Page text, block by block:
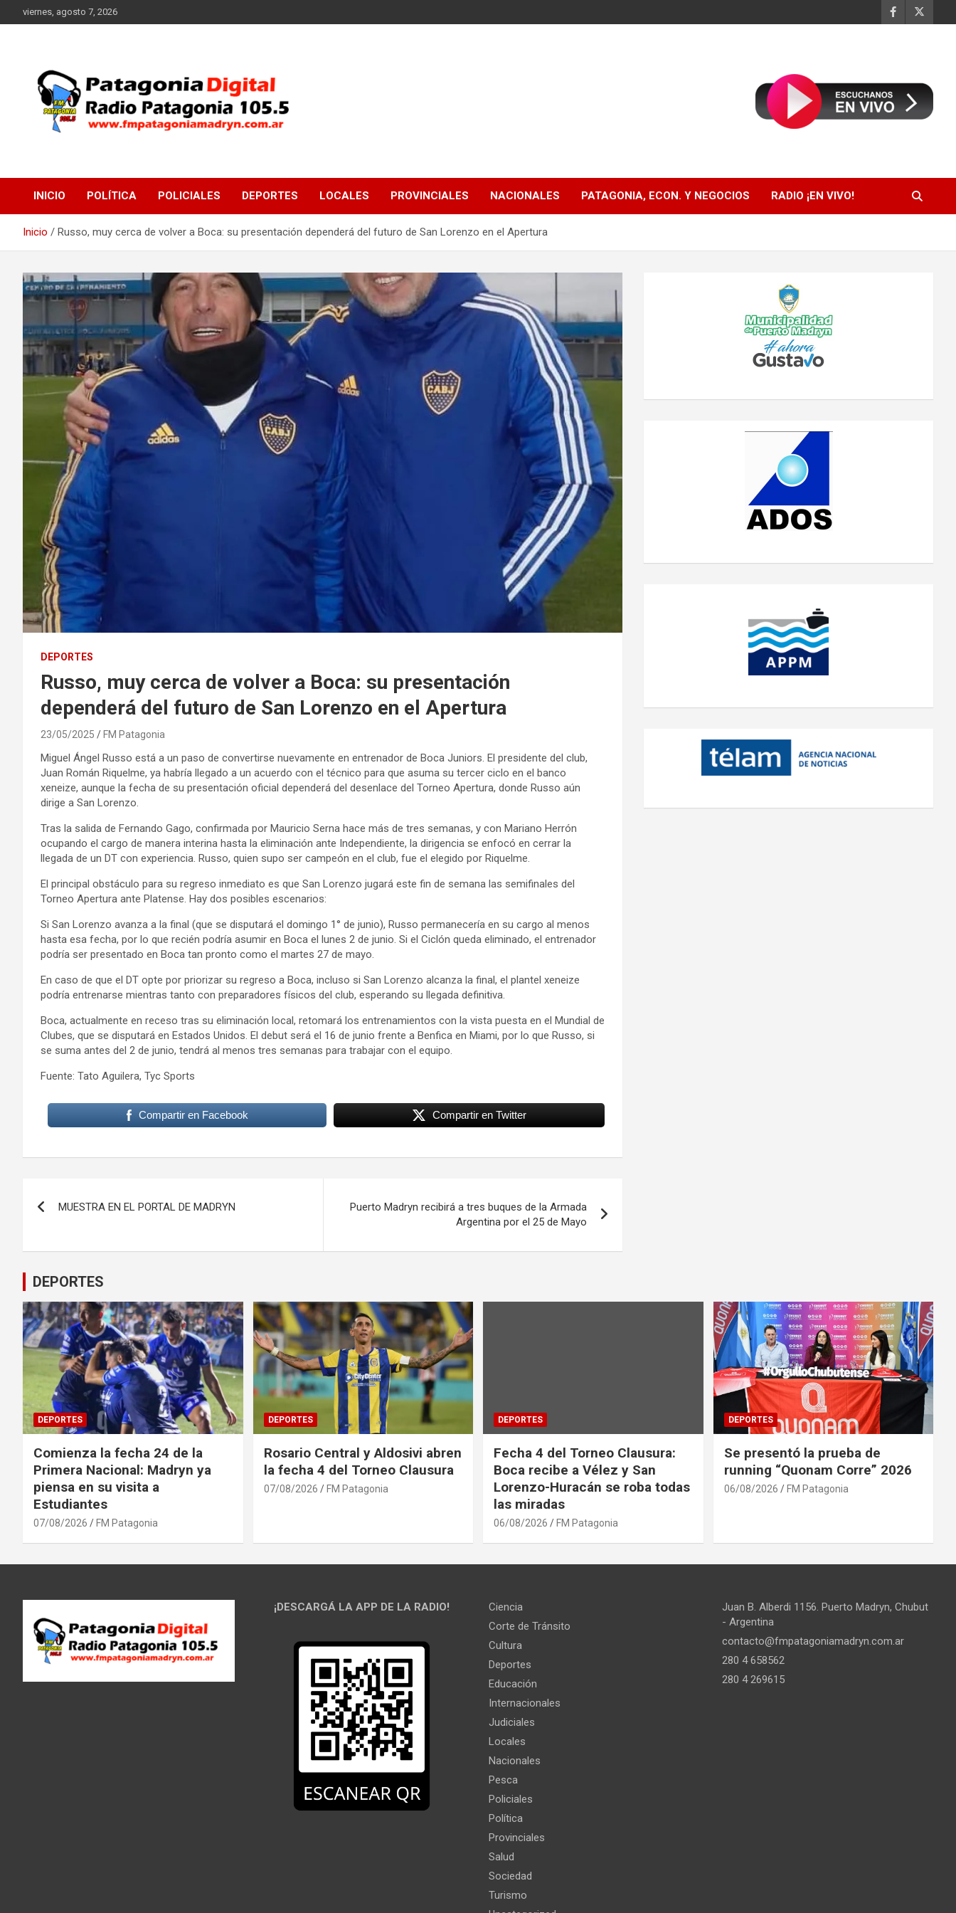
al
viernes, agosto 7, 2026
FM Patagonia Madryn
INICIO POLÍTICA POLICIALES DEPORTES LOCALES PROVINCIALES NACIONALES PATAGONIA, ECON. Y NEGOCIOS RADIO ¡EN VIVO!
Inicio Russo, muy cerca de volver a Boca: su presentación dependerá del futuro de San Lorenzo en el Apertura
DEPORTES
Russo, muy cerca de volver a Boca: su presentación
dependerá del futuro de San Lorenzo en el Apertura
23/05/2025 FM Patagonia
Miguel Ángel Russo está a un paso de convertirse nuevamente en entrenador de Boca Juniors. El presidente del club,
Juan Román Riquelme, ya habría llegado a un acuerdo con el técnico para que asuma su tercer ciclo en el banco
xeneize, aunque la fecha de su presentación oficial dependerá del desenlace del Torneo Apertura, donde Russo aún
dirige a San Lorenzo.
Tras la salida de Fernando Gago, confirmada por Mauricio Serna hace más de tres semanas, y con Mariano Herrón
ocupando el cargo de manera interina hasta la eliminación ante Independiente, la dirigencia se enfocó en cerrar la
llegada de un DT con experiencia. Russo, quien supo ser campeón en el club, fue el elegido por Riquelme.
El principal obstáculo para su regreso inmediato es que San Lorenzo jugará este fin de semana las semifinales del
Torneo Apertura ante Platense. Hay dos posibles escenarios:
Si San Lorenzo avanza a la final (que se disputará el domingo 1° de junio), Russo permanecería en su cargo al menos
hasta esa fecha, por lo que recién podría asumir en Boca el lunes 2 de junio. Si el Ciclón queda eliminado, el entrenador
podría ser presentado en Boca tan pronto como el martes 27 de mayo.
En caso de que el DT opte por priorizar su regreso a Boca, incluso si San Lorenzo alcanza la final, el plantel xeneize
podría entrenarse mientras tanto con preparadores físicos del club, esperando su llegada definitiva.
Boca, actualmente en receso tras su eliminación local, retomará los entrenamientos con la vista puesta en el Mundial de
Clubes, que se disputará en Estados Unidos. El debut será el 16 de junio frente a Benfica en Miami, por lo que Russo, si
se suma antes del 2 de junio, tendrá al menos tres semanas para trabajar con el equipo.
Fuente: Tato Aguilera, Tyc Sports
Compartir en Facebook Compartir en Twitter
entradas
MUESTRA EN EL PORTAL DE MADRYN
Puerto Madryn recibirá a tres buques de la Armada
Argentina por el 25 de Mayo
DEPORTES
DEPORTES
Comienza la fecha 24 de la
Primera Nacional: Madryn ya
piensa en su visita a
Estudiantes
07/08/2026 FM Patagonia
DEPORTES
Rosario Central y Aldosivi abren
la fecha 4 del Torneo Clausura
07/08/2026 FM Patagonia
DEPORTES
Fecha 4 del Torneo Clausura:
Boca recibe a Vélez y San
Lorenzo-Huracán se roba todas
las miradas
06/08/2026 FM Patagonia
DEPORTES
Se presentó la prueba de
running “Quonam Corre” 2026
06/08/2026 FM Patagonia
¡DESCARGÁ LA APP DE LA RADIO!
Ciencia
Corte de Tránsito
Cultura
Deportes
Educación
Internacionales
Judiciales
Locales
Nacionales
Pesca
Policiales
Política
Provinciales
Salud
Sociedad
Turismo
Juan B. Alberdi 1156. Puerto Madryn, Chubut
- Argentina
contacto@fmpatagoniamadryn.com.ar
280 4 658562
280 4 269615